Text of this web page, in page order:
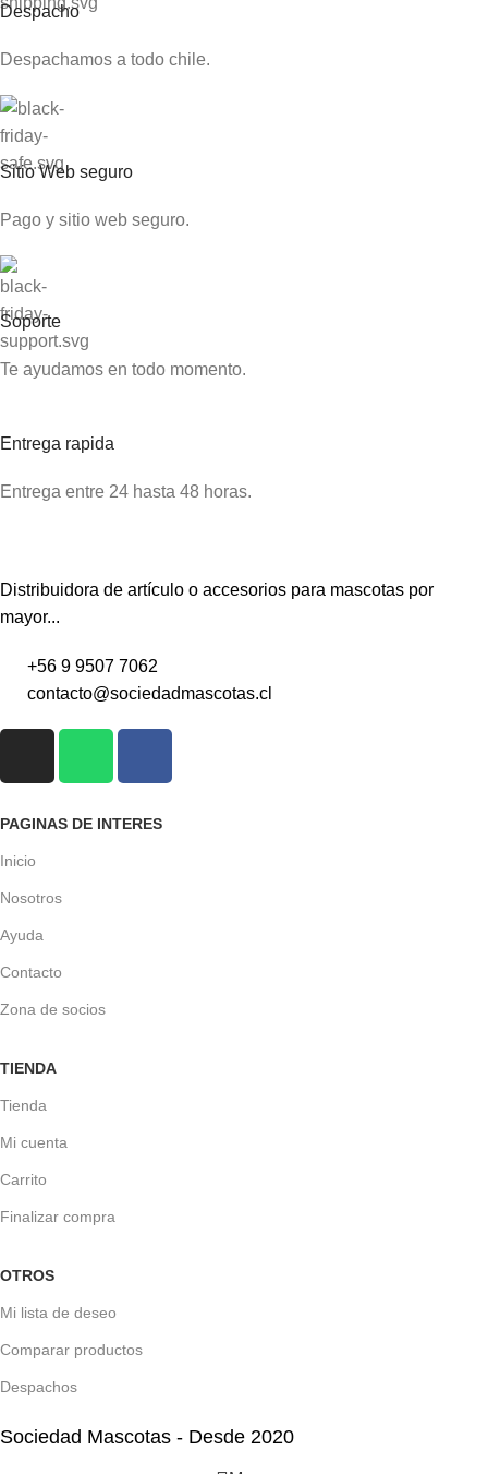
Despacho
Despachamos a todo chile.
Sitio Web seguro
Pago y sitio web seguro.
Soporte
Te ayudamos en todo momento.
Entrega rapida
Entrega entre 24 hasta 48 horas.
Distribuidora de artículo o accesorios para mascotas por
mayor...
+56 9 9507 7062
contacto@sociedadmascotas.cl
PAGINAS DE INTERES
Inicio
Nosotros
Ayuda
Contacto
Zona de socios
TIENDA
Tienda
Mi cuenta
Carrito
Finalizar compra
OTROS
Mi lista de deseo
Comparar productos
Despachos
Sociedad Mascotas - Desde 2020